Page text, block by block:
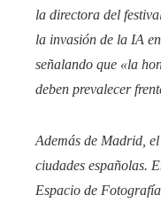
la directora del
la invasión de la IA
señalando que «la
deben prevalecer
Además de Madrid,
ciudades españolas.
Espacio de